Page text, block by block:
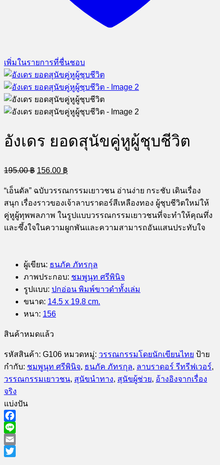
เพิ่มในรายการที่ชื่นชอบ
อังเดร ยอดสุนัขคู่หูผู้ชุบชีวิต
195.00฿ Original
price
was:
156.00 ฿
price
“เอ็นดัล” ฉบับวรรณกรรมเยาวชน อ่านง่าย กระชับ เดินเรื่อง
สนุก เรื่องราวของเจ้าลาบราดอร์สีเหลืองทอง ผู้ชุบชีวิตใหม่ให้
คู่หูผู้ทุพพลภาพ ในรูปแบบวรรณกรรมเยาวชนที่จะทำให้คุณทึ่ง
และซึ้งใจในความผูกพันและความสามารถอันแสนประทับใจ
ผู้เขียน: ธนภัค ภัทรกุล
ภาพประกอบ: ชมพูนุท ศรีพินิจ
รูปแบบ: ปกอ่อน พิมพ์ขาวดำทั้งเล่ม
ขนาด: 14.5 x 19.8 cm.
หนา: 156
สินค้าหมดแล้ว
รหัสสินค้า: G106 หมวดหมู่: วรรณกรรมโดยนักเขียนไทย ป้าย
กำกับ: ชมพูนุท ศรีพินิจ, ธนภัค ภัทรกุล, ลาบราดอร์ รีทรีฟเวอร์,
วรรณกรรมเยาวชน, สุนัขนำทาง, สุนัขผู้ช่วย, อ้างอิงจากเรื่อง
จริง
แบ่งปัน
Facebook
Line
Email